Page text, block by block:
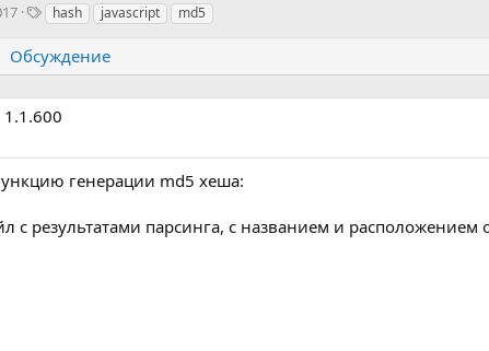
Т
г
и
hash javascript md5
Обсуждение
1.1.600
генерации md5 хеша:
с результатами парсинга, с названием и